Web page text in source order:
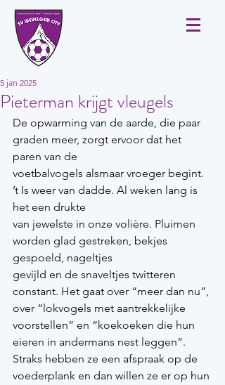
Pieterman krijgt vleugels
5 jan 2025
De opwarming van de aarde, die paar
graden meer, zorgt ervoor dat het
paren van de
voetbalvogels alsmaar vroeger begint.
’t Is weer van dadde. Al weken lang is
het een drukte
van jewelste in onze volière. Pluimen
worden glad gestreken, bekjes
gespoeld, nageltjes
gevijld en de snaveltjes twitteren
constant. Het gaat over “meer dan nu”,
over “lokvogels met aantrekkelijke
voorstellen” en “koekoeken die hun
eieren in andermans nest leggen”.
Straks hebben ze een afspraak op de
voederplank en dan willen ze er op hun